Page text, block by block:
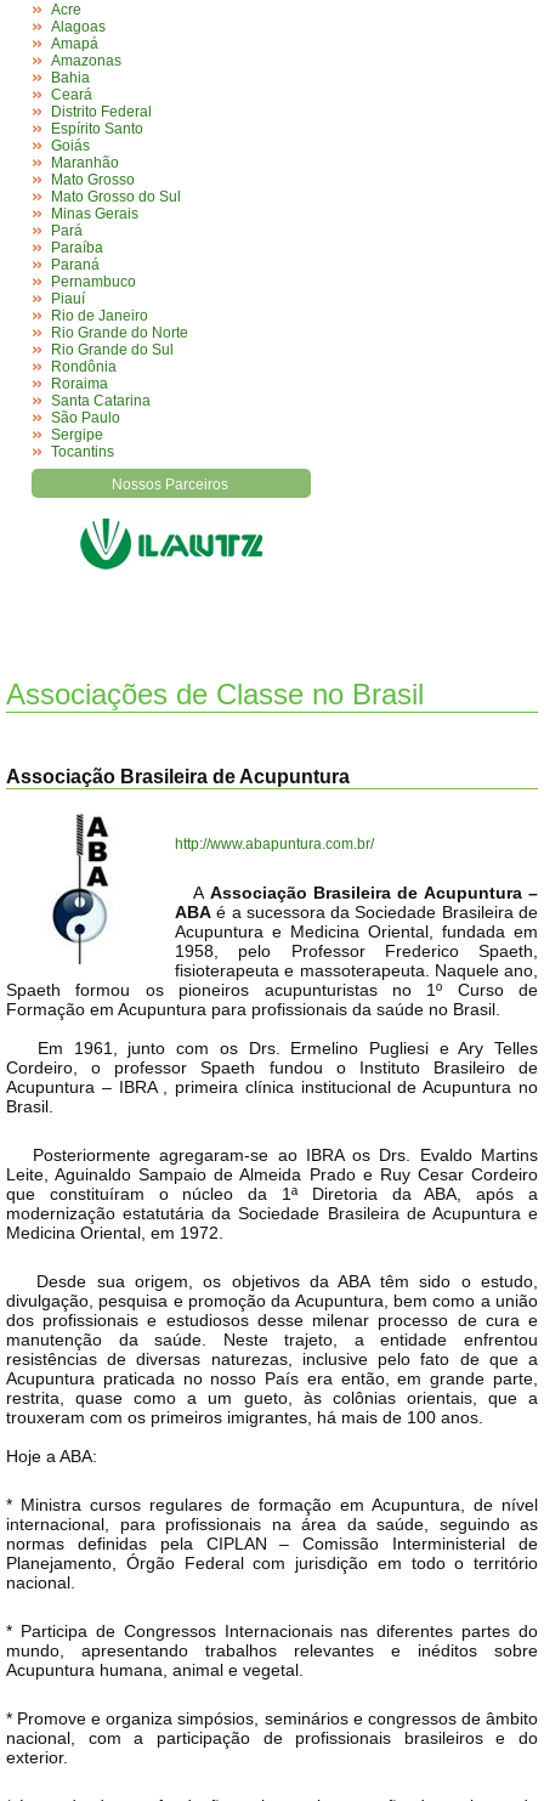
Acre
Alagoas
Amapá
Amazonas
Bahia
Ceará
Distrito Federal
Espírito Santo
Goiás
Maranhão
Mato Grosso
Mato Grosso do Sul
Minas Gerais
Pará
Paraíba
Paraná
Pernambuco
Piauí
Rio de Janeiro
Rio Grande do Norte
Rio Grande do Sul
Rondônia
Roraima
Santa Catarina
São Paulo
Sergipe
Tocantins
Nossos Parceiros
Associações de Classe no Brasil
Associação Brasileira de Acupuntura
http://www.abapuntura.com.br/
A Associação Brasileira de Acupuntura –
ABA é a sucessora da Sociedade Brasileira de
Acupuntura e Medicina Oriental, fundada em
1958, pelo Professor Frederico Spaeth,
fisioterapeuta e massoterapeuta. Naquele ano,
Spaeth formou os pioneiros acupunturistas no 1º Curso de
Formação em Acupuntura para profissionais da saúde no Brasil.
Em 1961, junto com os Drs. Ermelino Pugliesi e Ary Telles
Cordeiro, o professor Spaeth fundou o Instituto Brasileiro de
Acupuntura – IBRA , primeira clínica institucional de Acupuntura no
Brasil.
Posteriormente agregaram-se ao IBRA os Drs. Evaldo Martins
Leite, Aguinaldo Sampaio de Almeida Prado e Ruy Cesar Cordeiro
que constituíram o núcleo da 1ª Diretoria da ABA, após a
modernização estatutária da Sociedade Brasileira de Acupuntura e
Medicina Oriental, em 1972.
Desde sua origem, os objetivos da ABA têm sido o estudo,
divulgação, pesquisa e promoção da Acupuntura, bem como a união
dos profissionais e estudiosos desse milenar processo de cura e
manutenção da saúde. Neste trajeto, a entidade enfrentou
resistências de diversas naturezas, inclusive pelo fato de que a
Acupuntura praticada no nosso País era então, em grande parte,
restrita, quase como a um gueto, às colônias orientais, que a
trouxeram com os primeiros imigrantes, há mais de 100 anos.
Hoje a ABA:
* Ministra cursos regulares de formação em Acupuntura, de nível
internacional, para profissionais na área da saúde, seguindo as
normas definidas pela CIPLAN – Comissão Interministerial de
Planejamento, Órgão Federal com jurisdição em todo o território
nacional.
* Participa de Congressos Internacionais nas diferentes partes do
mundo, apresentando trabalhos relevantes e inéditos sobre
Acupuntura humana, animal e vegetal.
* Promove e organiza simpósios, seminários e congressos de âmbito
nacional, com a participação de profissionais brasileiros e do
exterior.